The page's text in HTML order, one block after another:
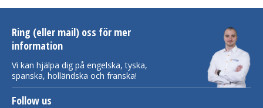
Ring (eller mail) oss för mer
information
Vi kan hjälpa dig på engelska, tyska,
spanska, holländska och franska!
Follow us